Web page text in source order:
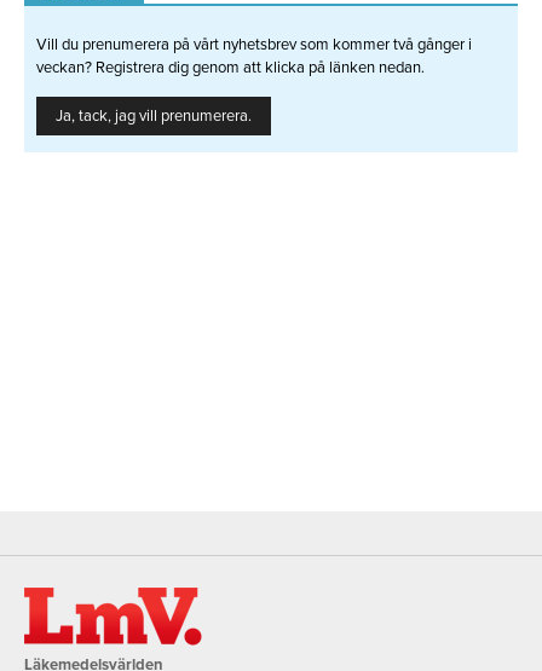
Vill du prenumerera på vårt nyhetsbrev som kommer två gånger i
veckan? Registrera dig genom att klicka på länken nedan.
Ja, tack, jag vill prenumerera.
Läkemedelsvärlden